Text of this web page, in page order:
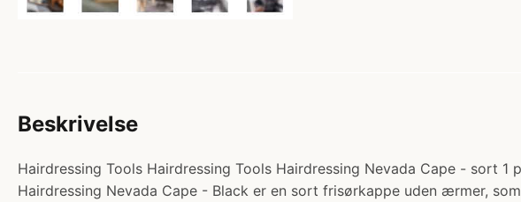
Beskrivelse
Hairdressing Tools Hairdressing Tools Hairdressing Nevada Cape - sort 1
Hairdressing Nevada Cape - Black er en sort frisørkappe uden ærmer,